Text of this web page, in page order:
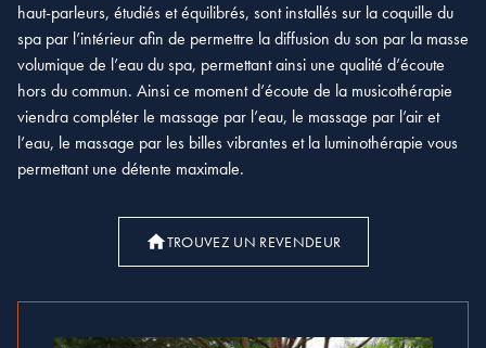
haut-parleurs, étudiés et équilibrés, sont installés sur la coquille du
spa par l’intérieur afin de permettre la diffusion du son par la masse
volumique de l’eau du spa, permettant ainsi une qualité d’écoute
hors du commun. Ainsi ce moment d’écoute de la musicothérapie
viendra compléter le massage par l’eau, le massage par l’air et
l’eau, le massage par les billes vibrantes et la luminothérapie vous
permettant une détente maximale.
TROUVEZ UN REVENDEUR